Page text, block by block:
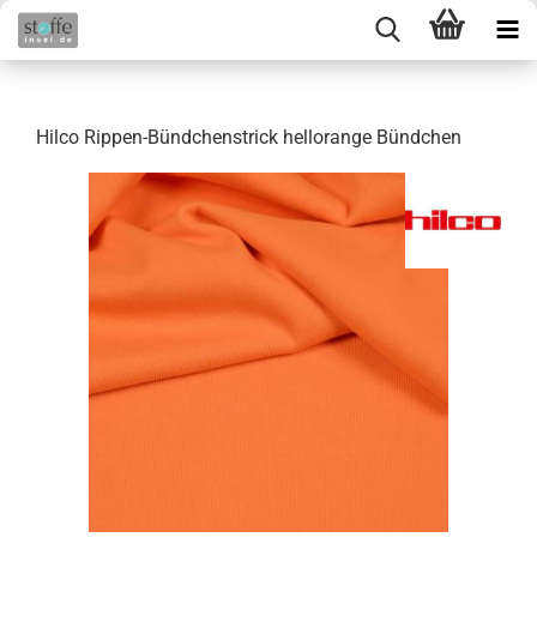
Hilco Rippen-Bündchenstrick hellorange Bündchen